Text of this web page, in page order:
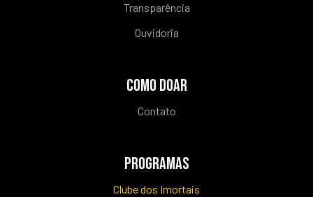
Transparência
Ouvidoria
COMO DOAR
Contato
PROGRAMAS
Clube dos Imortais